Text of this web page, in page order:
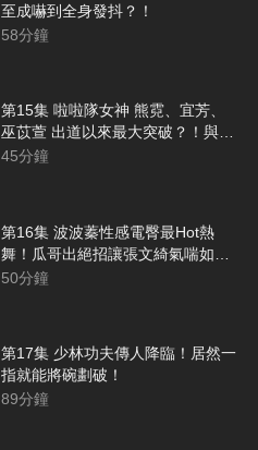
至成嚇到全身發抖？！
58分鐘
第15集 啦啦隊女神 熊霓、宜芳、
巫苡萱 出道以來最大突破？！與性
感舞團PK舞蹈？！賴慧如穿鯊魚裝
45分鐘
第16集 波波蓁性感電臀最Hot熱
舞！瓜哥出絕招讓張文綺氣喘如
牛！
50分鐘
第17集 少林功夫傳人降臨！居然一
指就能將碗劃破！
89分鐘